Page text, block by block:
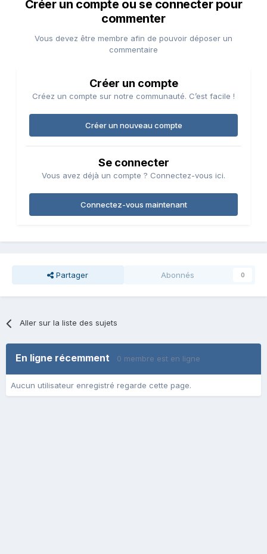
Créer un compte ou se connecter pour
commenter
Vous devez être membre afin de pouvoir déposer un
commentaire
Créer un compte
Créez un compte sur notre communauté. C’est facile !
Créer un nouveau compte
Se connecter
Vous avez déjà un compte ? Connectez-vous ici.
Connectez-vous maintenant
Partager Abonnés 0
Aller sur la liste des sujets
En ligne récemment 0 membre est en ligne
Aucun utilisateur enregistré regarde cette page.